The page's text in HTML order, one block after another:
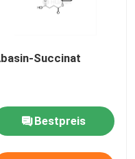
Succinat
Bestpreis